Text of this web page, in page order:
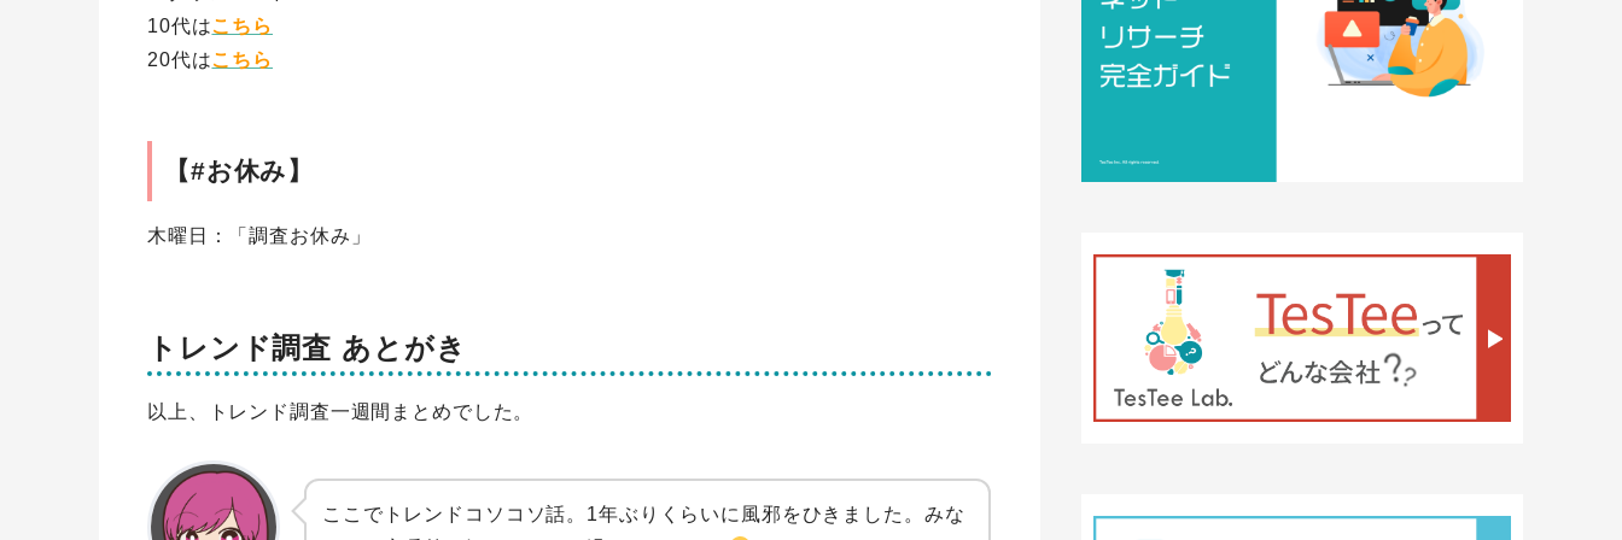
10代はこちら
20代はこちら
【#お休み】
木曜日：「調査お休み」
トレンド調査 あとがき
以上、トレンド調査一週間まとめでした。
ここでトレンドコソコソ話。1年ぶりくらいに風邪をひきました。みな